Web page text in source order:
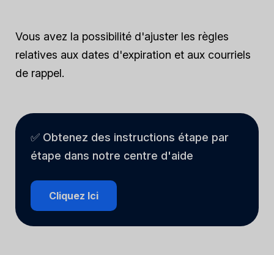
Vous avez la possibilité d'ajuster les règles
relatives aux dates d'expiration et aux courriels
de rappel.
✅ Obtenez des instructions étape par
étape dans notre centre d'aide
Cliquez Ici